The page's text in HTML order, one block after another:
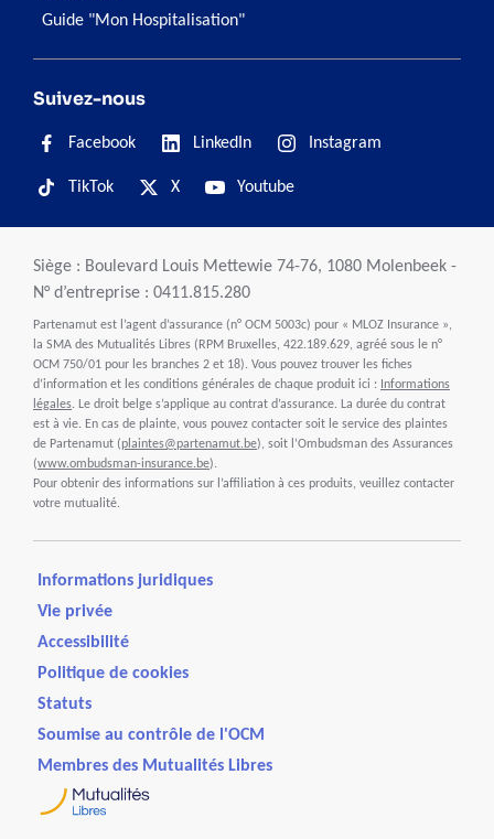
Guide "Mon Hospitalisation"
Suivez-nous
Facebook LinkedIn Instagram
TikTok X Youtube
Siège : Boulevard Louis Mettewie 74-76, 1080 Molenbeek -
N° d’entreprise : 0411.815.280
Partenamut est l’agent d’assurance (n° OCM 5003c) pour « MLOZ Insurance »,
la SMA des Mutualités Libres (RPM Bruxelles, 422.189.629, agréé sous le n°
OCM 750/01 pour les branches 2 et 18). Vous pouvez trouver les fiches
d’information et les conditions générales de chaque produit ici : Informations
légales. Le droit belge s’applique au contrat d’assurance. La durée du contrat
est à vie. En cas de plainte, vous pouvez contacter soit le service des plaintes
de Partenamut (plaintes@partenamut.be), soit l’Ombudsman des Assurances
(www.ombudsman-insurance.be).
Pour obtenir des informations sur l’affiliation à ces produits, veuillez contacter
votre mutualité.
Informations juridiques
Vie privée
Accessibilité
Politique de cookies
Statuts
Soumise au contrôle de l'OCM
Membres des Mutualités Libres